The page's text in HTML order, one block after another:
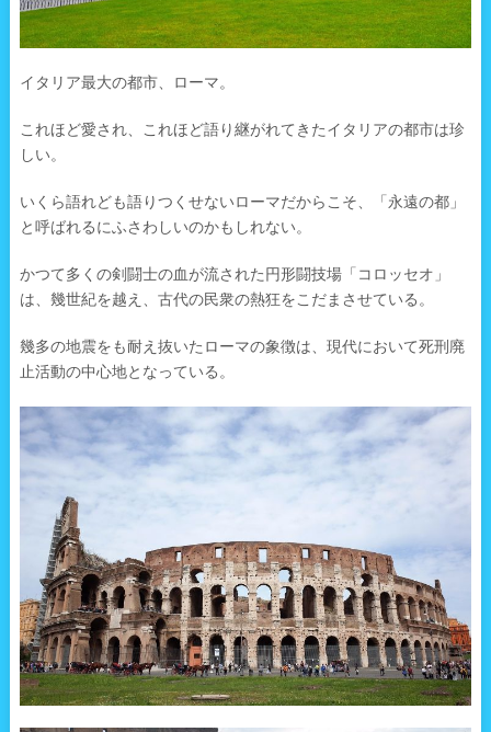
イタリア最大の都市、ローマ。
これほど愛され、これほど語り継がれてきたイタリアの都市は珍
しい。
いくら語れども語りつくせないローマだからこそ、「永遠の都」
と呼ばれるにふさわしいのかもしれない。
かつて多くの剣闘士の血が流された円形闘技場「コロッセオ」
は、幾世紀を越え、古代の民衆の熱狂をこだまさせている。
幾多の地震をも耐え抜いたローマの象徴は、現代において死刑廃
止活動の中心地となっている。